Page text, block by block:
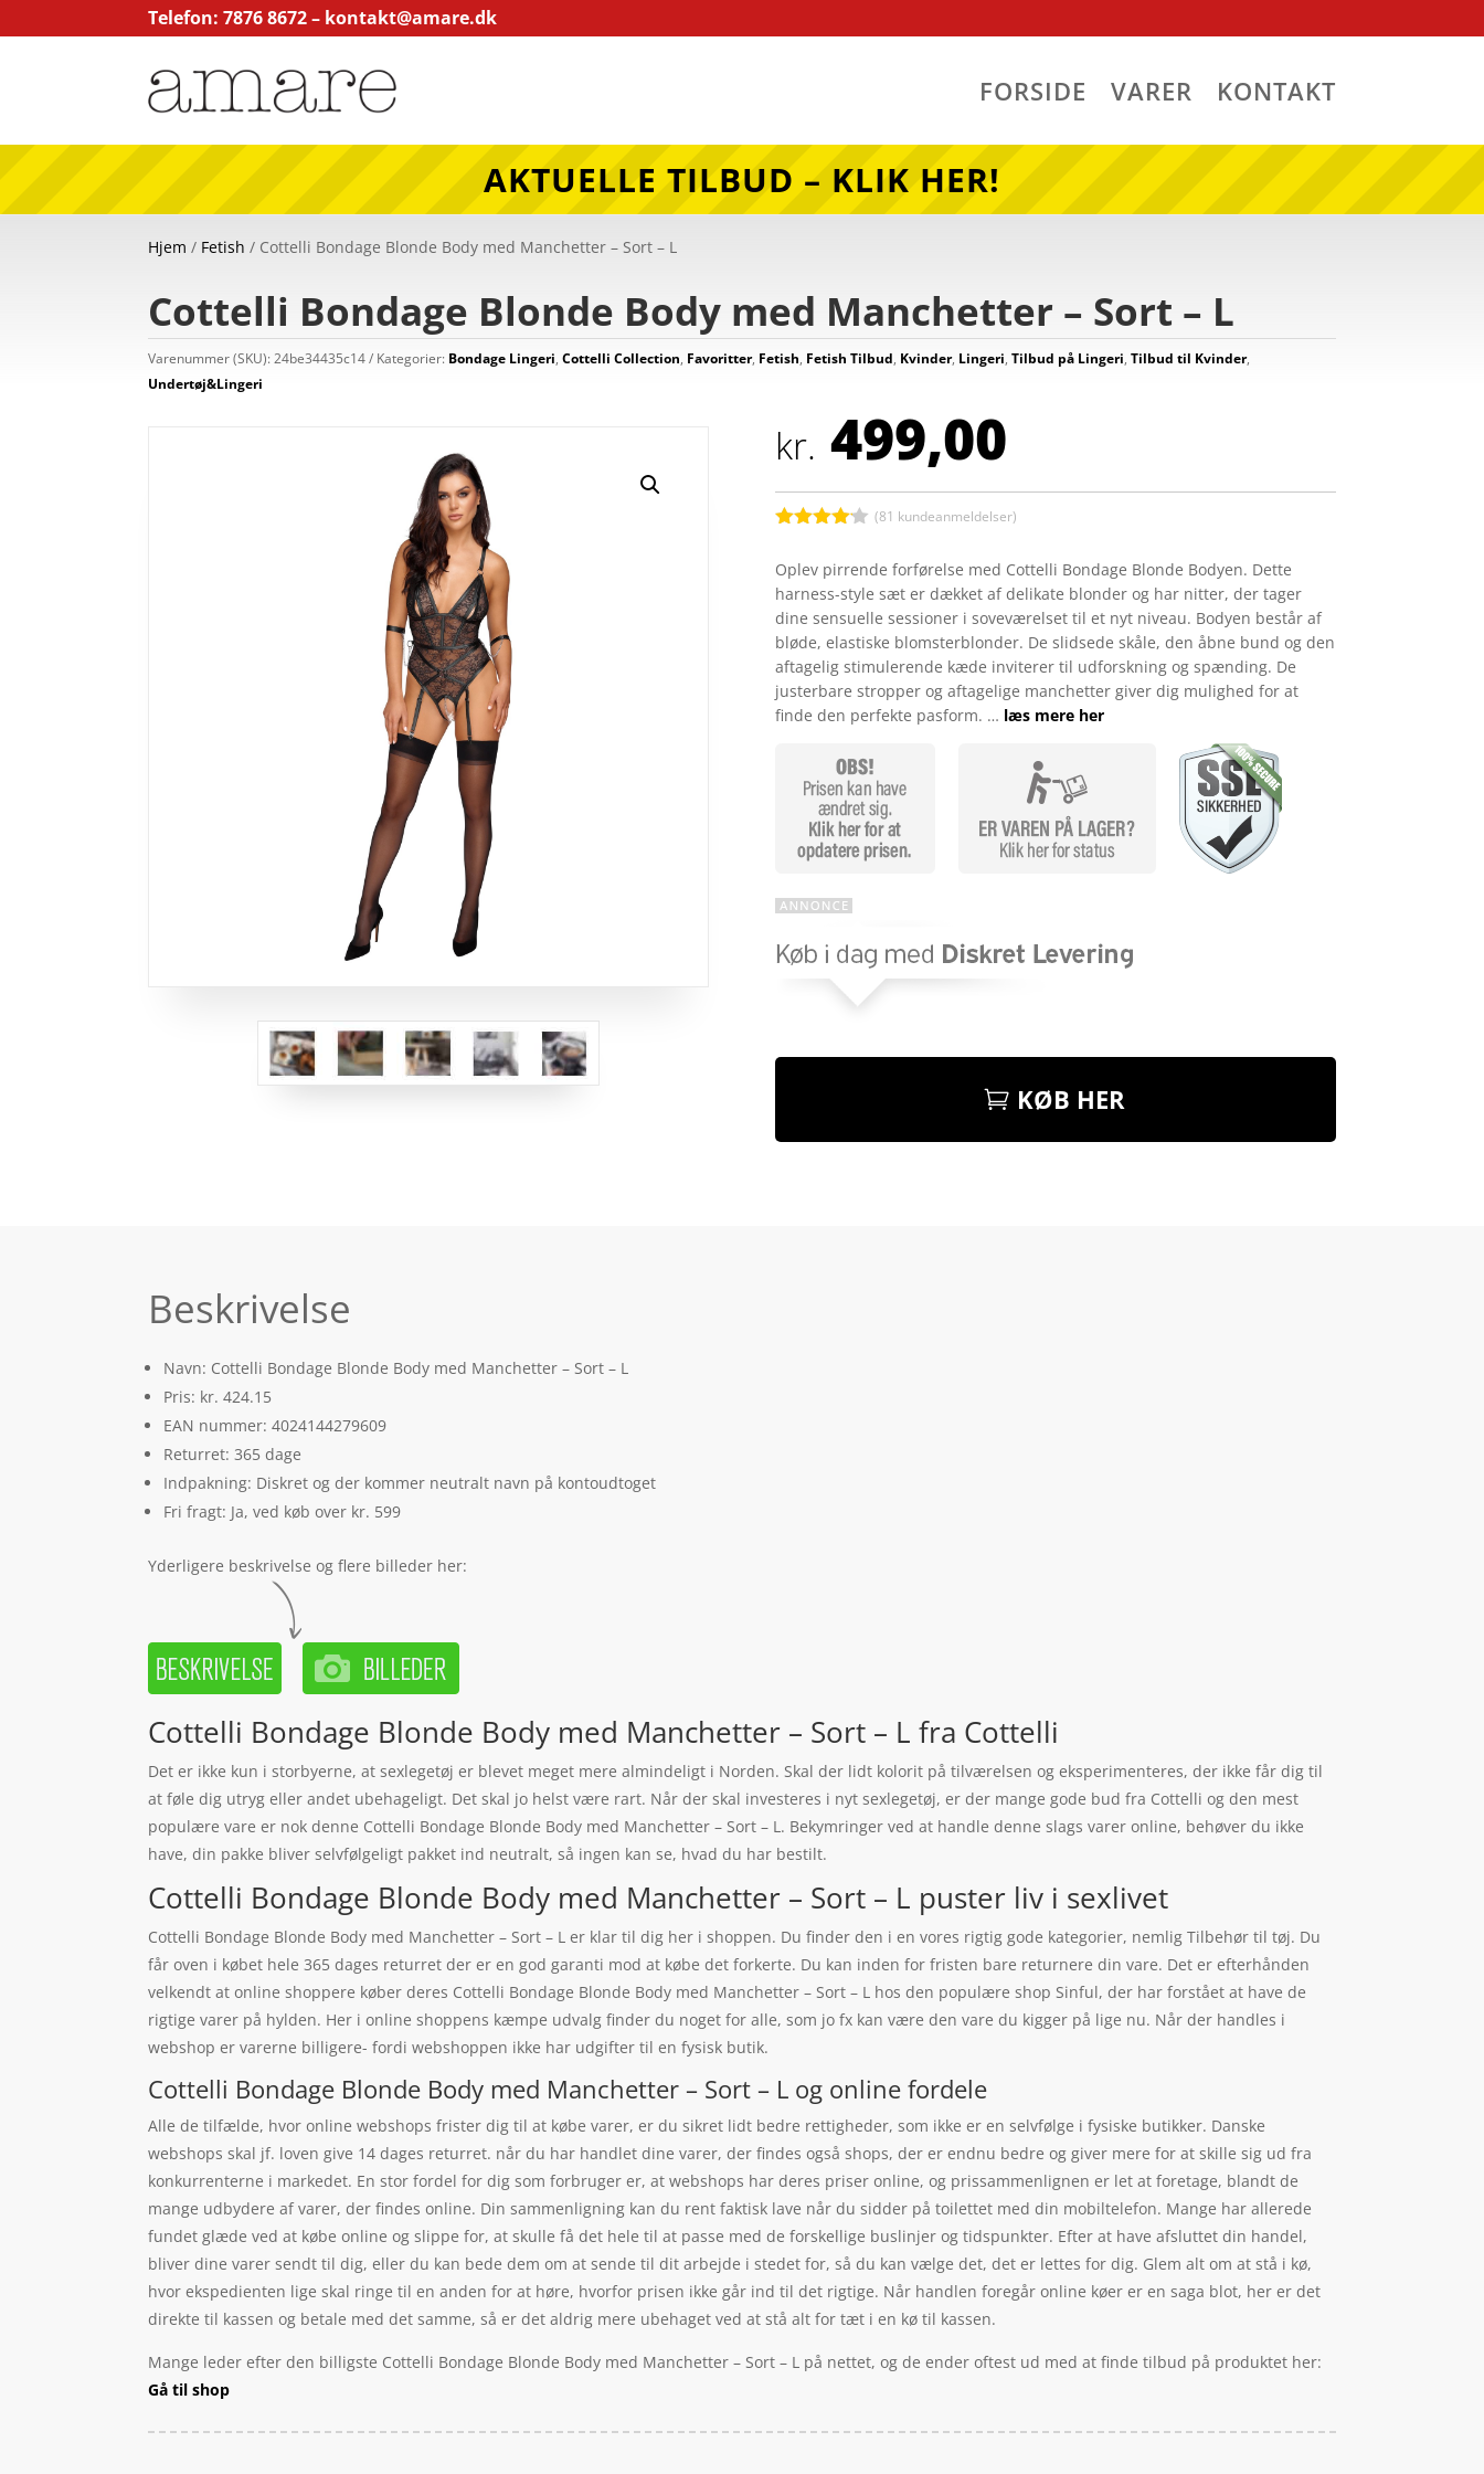
Telefon: 7876 8672 – kontakt@amare.dk
FORSIDE VARER KONTAKT
AKTUELLE TILBUD – KLIK HER!
Hjem / Fetish / Cottelli Bondage Blonde Body med Manchetter – Sort – L
Cottelli Bondage Blonde Body med Manchetter – Sort – L
Varenummer (SKU):24be34435c14 Kategorier: Bondage Lingeri,Cottelli Collection, Favoritter, Fetish, Fetish Tilbud, Kvinder, Lingeri,Tilbud på Lingeri,Tilbud til Kvinder,
Undertøj&Lingeri
kr. 499,00
ud af 5
baseret
på
kundebedø
mmelser
(81 kundeanmeldelser)
Oplev pirrende forførelse med Cottelli Bondage Blonde Bodyen. Dette
harness-style sæt er dækket af delikate blonder og har nitter, der tager
dine sensuelle sessioner i soveværelset til et nyt niveau. Bodyen består af
bløde, elastiske blomsterblonder. De slidsede skåle, den åbne bund og den
aftagelig stimulerende kæde inviterer til udforskning og spænding. De
justerbare stropper og aftagelige manchetter giver dig mulighed for at
finde den perfekte pasform. … læs mere her
KØB HER
Beskrivelse
Navn: Cottelli Bondage Blonde Body med Manchetter – Sort – L
Pris: kr. 424.15
EAN nummer: 4024144279609
Returret: 365 dage
Indpakning: Diskret og der kommer neutralt navn på kontoudtoget
Fri fragt: Ja, ved køb over kr. 599
Yderligere beskrivelse og flere billeder her:
Cottelli Bondage Blonde Body med Manchetter – Sort – L fra Cottelli
Det er ikke kun i storbyerne, at sexlegetøj er blevet meget mere almindeligt i Norden. Skal der lidt kolorit på tilværelsen og eksperimenteres, der ikke får dig til
at føle dig utryg eller andet ubehageligt. Det skal jo helst være rart. Når der skal investeres i nyt sexlegetøj, er der mange gode bud fra Cottelli og den mest
populære vare er nok denne Cottelli Bondage Blonde Body med Manchetter – Sort – L. Bekymringer ved at handle denne slags varer online, behøver du ikke
have, din pakke bliver selvfølgeligt pakket ind neutralt, så ingen kan se, hvad du har bestilt.
Cottelli Bondage Blonde Body med Manchetter – Sort – L puster liv i sexlivet
Cottelli Bondage Blonde Body med Manchetter – Sort – L er klar til dig her i shoppen. Du finder den i en vores rigtig gode kategorier, nemlig Tilbehør til tøj. Du
får oven i købet hele 365 dages returret der er en god garanti mod at købe det forkerte. Du kan inden for fristen bare returnere din vare. Det er efterhånden
velkendt at online shoppere køber deres Cottelli Bondage Blonde Body med Manchetter – Sort – L hos den populære shop Sinful, der har forstået at have de
rigtige varer på hylden. Her i online shoppens kæmpe udvalg finder du noget for alle, som jo fx kan være den vare du kigger på lige nu. Når der handles i
webshop er varerne billigere- fordi webshoppen ikke har udgifter til en fysisk butik.
Cottelli Bondage Blonde Body med Manchetter – Sort – L og online fordele
Alle de tilfælde, hvor online webshops frister dig til at købe varer, er du sikret lidt bedre rettigheder, som ikke er en selvfølge i fysiske butikker. Danske
webshops skal jf. loven give 14 dages returret. når du har handlet dine varer, der findes også shops, der er endnu bedre og giver mere for at skille sig ud fra
konkurrenterne i markedet. En stor fordel for dig som forbruger er, at webshops har deres priser online, og prissammenlignen er let at foretage, blandt de
mange udbydere af varer, der findes online. Din sammenligning kan du rent faktisk lave når du sidder på toilettet med din mobiltelefon. Mange har allerede
fundet glæde ved at købe online og slippe for, at skulle få det hele til at passe med de forskellige buslinjer og tidspunkter. Efter at have afsluttet din handel,
bliver dine varer sendt til dig, eller du kan bede dem om at sende til dit arbejde i stedet for, så du kan vælge det, det er lettes for dig. Glem alt om at stå i kø,
hvor ekspedienten lige skal ringe til en anden for at høre, hvorfor prisen ikke går ind til det rigtige. Når handlen foregår online køer er en saga blot, her er det
direkte til kassen og betale med det samme, så er det aldrig mere ubehaget ved at stå alt for tæt i en kø til kassen.
Mange leder efter den billigste Cottelli Bondage Blonde Body med Manchetter – Sort – L på nettet, og de ender oftest ud med at finde tilbud på produktet her:
Gå til shop